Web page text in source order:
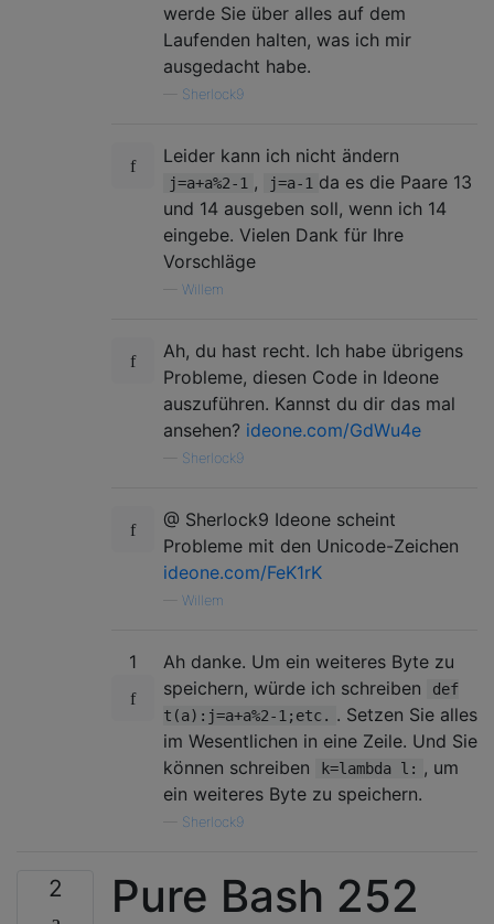
werde Sie über alles auf dem
Laufenden halten, was ich mir
ausgedacht habe.
Sherlock9
Leider kann ich nicht ändern
j=a+a%2-1 , j=a-1 da es die Paare 13
und 14 ausgeben soll, wenn ich 14
eingebe. Vielen Dank für Ihre
Vorschläge
Willem
Ah, du hast recht. Ich habe übrigens
Probleme, diesen Code in Ideone
auszuführen. Kannst du dir das mal
ansehen? ideone.com/GdWu4e
Sherlock9
@ Sherlock9 Ideone scheint
Probleme mit den Unicode-Zeichen
ideone.com/FeK1rK
Willem
1
Ah danke. Um ein weiteres Byte zu
speichern, würde ich schreiben
def
t(a):j=a+a%2-1;etc. . Setzen Sie alles
im Wesentlichen in eine Zeile. Und Sie
können schreiben
k=lambda l:
, um
ein weiteres Byte zu speichern.
Sherlock9
2 Pure Bash 252